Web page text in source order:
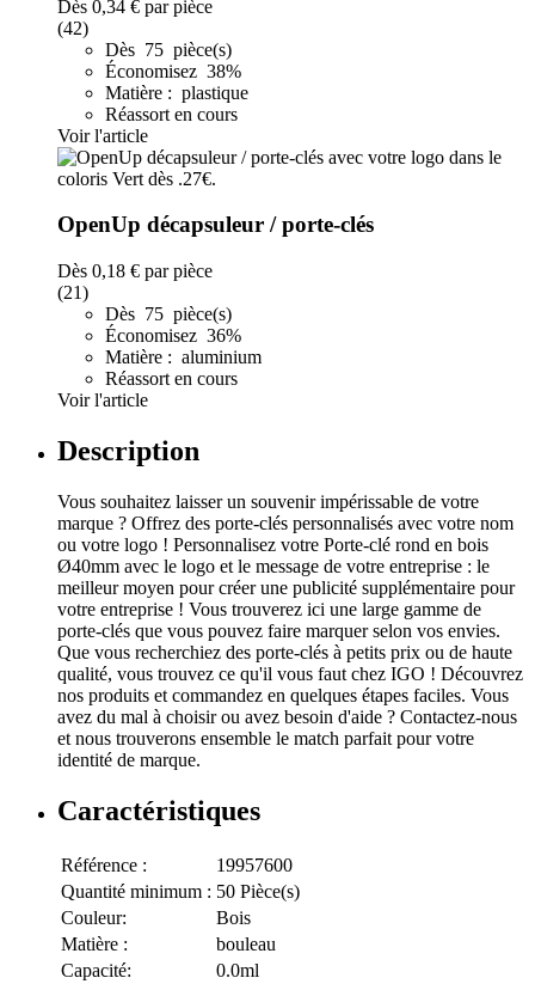
Dès 0,34 € par pièce
(42)
Dès 75 pièce(s)
Économisez 38%
Matière : plastique
Réassort en cours
Voir l'article
OpenUp décapsuleur / porte-clés
Dès 0,18 € par pièce
(21)
Dès 75 pièce(s)
Économisez 36%
Matière : aluminium
Réassort en cours
Voir l'article
Description
Vous souhaitez laisser un souvenir impérissable de votre
marque ? Offrez des porte-clés personnalisés avec votre nom
ou votre logo ! Personnalisez votre Porte-clé rond en bois
Ø40mm avec le logo et le message de votre entreprise : le
meilleur moyen pour créer une publicité supplémentaire pour
votre entreprise ! Vous trouverez ici une large gamme de
porte-clés que vous pouvez faire marquer selon vos envies.
Que vous recherchiez des porte-clés à petits prix ou de haute
qualité, vous trouvez ce qu'il vous faut chez IGO ! Découvrez
nos produits et commandez en quelques étapes faciles. Vous
avez du mal à choisir ou avez besoin d'aide ? Contactez-nous
et nous trouverons ensemble le match parfait pour votre
identité de marque.
Caractéristiques
Référence :
19957600
Quantité minimum : 50 Pièce(s)
Couleur:
Bois
Matière :
bouleau
Capacité:
0.0ml